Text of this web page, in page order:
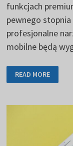
funkcjach
pewnego
profesjonalne
mobilne będą
OFERUJE
WIELE
READ MORE